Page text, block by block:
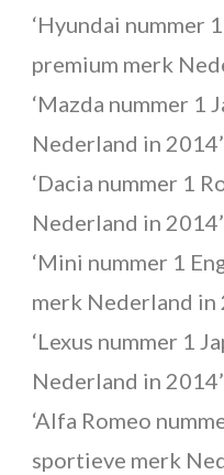
‘Hyundai nummer
premium merk
‘Mazda nummer 1
Nederland in 2014’
‘Dacia nummer 1
Nederland in 2014’
‘Mini nummer 1
merk Nederland in
‘Lexus nummer 1
Nederland in 2014’
‘Alfa Romeo
sportieve merk